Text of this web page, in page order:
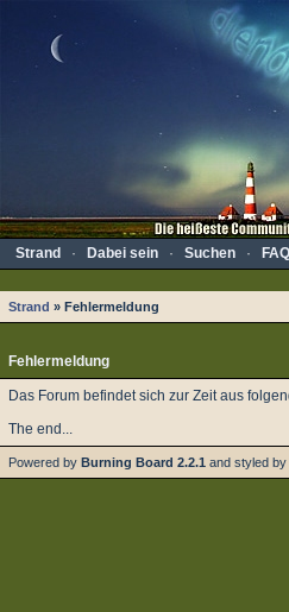
Strand · Dabei sein· Suchen· FAQ
Strand » Fehlermeldung
Fehlermeldung
Das Forum befindet sich zur Zeit aus
The end...
Powered by Burning Board 2.2.1 and styled by